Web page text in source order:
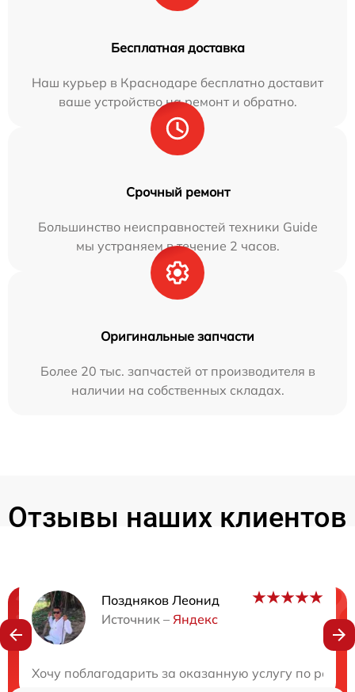
Бесплатная доставка
Наш курьер в Краснодаре бесплатно доставит
ваше устройство на ремонт и обратно.
Срочный ремонт
Большинство неисправностей техники Guide
мы устраняем в течение 2 часов.
Оригинальные запчасти
Более 20 тыс. запчастей от производителя в
наличии на собственных складах.
Отзывы наших клиентов
Поздняков Леонид
Источник – Яндекс
Хочу поблагодарить за оказанную услугу по
Нужна консультация?